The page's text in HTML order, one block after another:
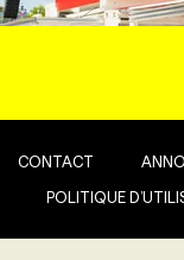
CONTACT
POLITIQUE